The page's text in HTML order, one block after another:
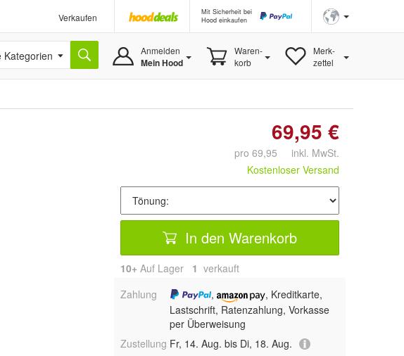
Verkaufen
Mit Sicherheit bei
Hood einkaufen
Anmelden
Mein Hood
Waren-
korb
Merk-
zettel
69,95 €
pro 69,95 inkl. MwSt.
Kostenloser Versand
In den Warenkorb
10+ Auf Lager 1 verkauft
Zahlung
,
, Kreditkarte,
Lastschrift, Ratenzahlung, Vorkasse
per Überweisung
Zustellung Fr, 14. Aug. bis Di, 18. Aug.